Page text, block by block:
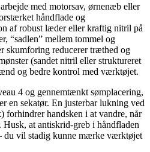
med motorsav, ørnenæb eller
håndflade og
af robust læder eller kraftig nitril på
“sadlen” mellem tommel og
skumforing reducerer træthed og
(sandet nitril eller struktureret
og bedre kontrol med værktøjet.
4 og gennemtænkt sømplacering,
en sekatør. En justerbar lukning ved
forhindrer handsken i at vandre, når
at antiskrid-greb i håndfladen
du vil stadig kunne mærke værktøjet